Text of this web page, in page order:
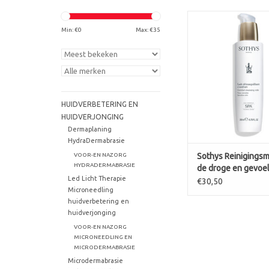
Min: €0 Max: €35
HUIDVERBETERING EN
HUIDVERJONGING
Dermaplaning
HydraDermabrasie
VOOR-EN NAZORG
HYDRADERMABRASIE
Led Licht Therapie
Microneedling
huidverbetering en
huidverjonging
VOOR-EN NAZORG
MICRONEEDLING EN
MICRODERMABRASIE
Microdermabrasie
Romige
Thermaal water Spa™
dagelijks te
Gebruik: Over het
vingertoppen en
inwerken in kleine
Sothys
de droge en
Lait démaquillant
€30,50